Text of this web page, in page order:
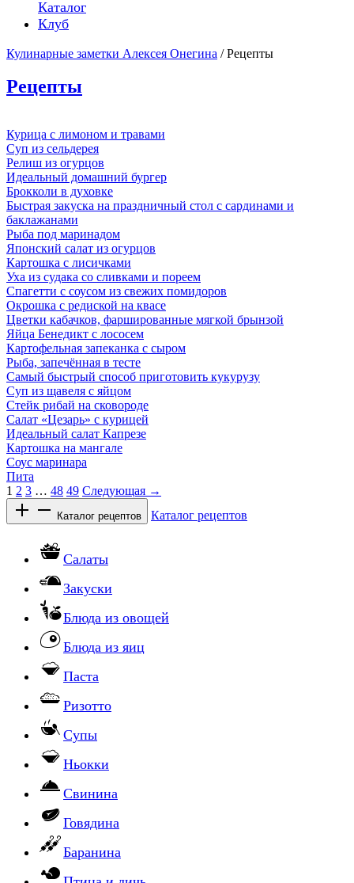
Каталог
Клуб
Кулинарные заметки Алексея Онегина / Рецепты
Рецепты
Курица с лимоном и травами
Суп из сельдерея
Релиш из огурцов
Идеальный домашний бургер
Брокколи в духовке
Быстрая закуска на праздничный стол с сардинами и
баклажанами
Рыба под маринадом
Японский салат из огурцов
Картошка с лисичками
Уха из судака со сливками и пореем
Спагетти с соусом из свежих помидоров
Окрошка с редиской на квасе
Цветки кабачков, фаршированные мягкой брынзой
Яйца Бенедикт с лососем
Картофельная запеканка с сыром
Рыба, запечённая в тесте
Самый быстрый способ приготовить кукурузу
Суп из щавеля с яйцом
Стейк рибай на сковороде
Салат «Цезарь» с курицей
Идеальный салат Капрезе
Картошка на мангале
Соус маринара
Пита
1 2 3 … 48 49 Следующая →
Каталог рецептов Каталог рецептов
Салаты
Закуски
Блюда из овощей
Блюда из яиц
Паста
Ризотто
Супы
Ньокки
Свинина
Говядина
Баранина